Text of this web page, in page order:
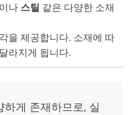
이나 스틸 같은 다양한 소재
을 제공합니다. 소재에 따
라지게 됩니다.
게 존재하므로, 실